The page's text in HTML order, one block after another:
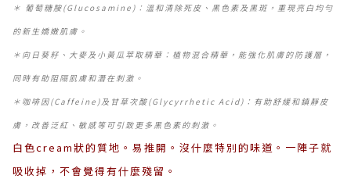
＊ 葡萄糖胺(Glucosamine)：溫和清除死皮、黑色素及黑斑，重現亮白均勻
的新生嬌嫩肌膚。
＊向日葵籽、大麥及小黃瓜萃取精華：植物混合精華，能強化肌膚的防護層，
同時有助阻隔肌膚和潛在刺激。
＊咖啡因(Caffeine)及甘草次酸(Glycyrrhetic Acid)：有助舒緩和鎮靜皮
膚，改善泛紅、敏感等可引致更多黑色素的刺激。
白色cream狀的質地。易推開。沒什麼特別的味道。一陣子就
吸收掉，不會覺得有什麼殘留。